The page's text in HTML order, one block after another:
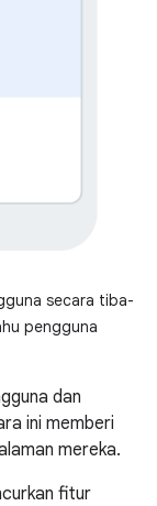
secara tiba-
pengguna
dan
ini memberi
mereka.
fitur